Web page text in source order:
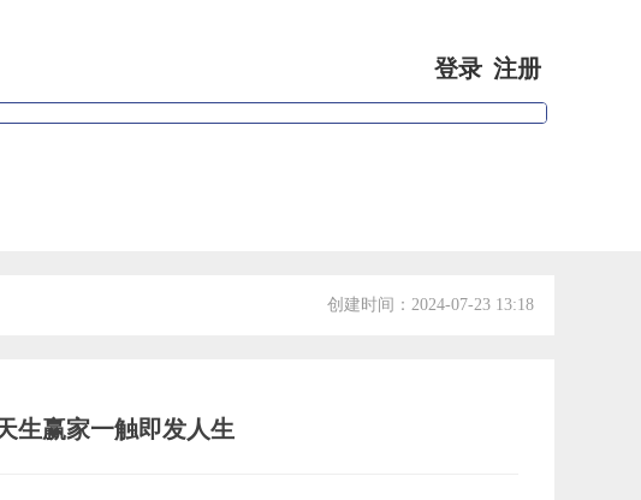
登录 注册
创建时间： 2024-07-23 13:18
生赢家一触即发人生